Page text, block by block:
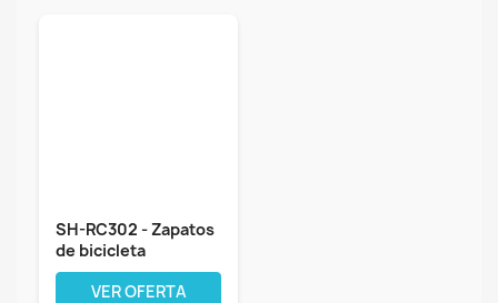
SH-RC302 - Zapatos
de bicicleta
VER OFERTA